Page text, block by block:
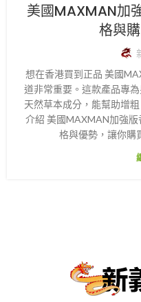
美國MAXMAN加
格與
想在香港買到正品 美國
道非常重要。這款產品專
天然草本成分，能幫助增
介紹 美國MAXMAN加強
格與優勢，讓你購